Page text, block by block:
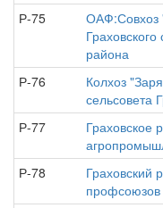
Р-75
ОАФ:Совхоз
Граховского
района
Р-76
Колхоз
сельсовета
Р-77
Граховское
Р-78
Граховский
профсоюзов